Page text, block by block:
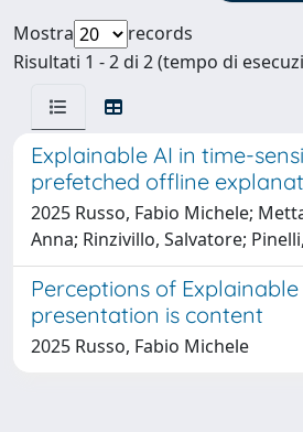
Mostra
records
Risultati 1 - 2 di 2 (tempo di
Explainable AI in time-
prefetched offline
2025 Russo, Fabio Michele;
Anna; Rinzivillo, Salvatore;
Perceptions of Explainable
presentation is content
2025 Russo, Fabio Michele